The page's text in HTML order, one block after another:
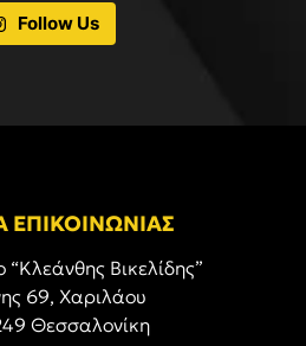
Follow Us
ΕΠΙΚΟΙΝΩΝΙΑΣ
Βικελίδης”
69, Χαριλάου
Θεσσαλονίκη